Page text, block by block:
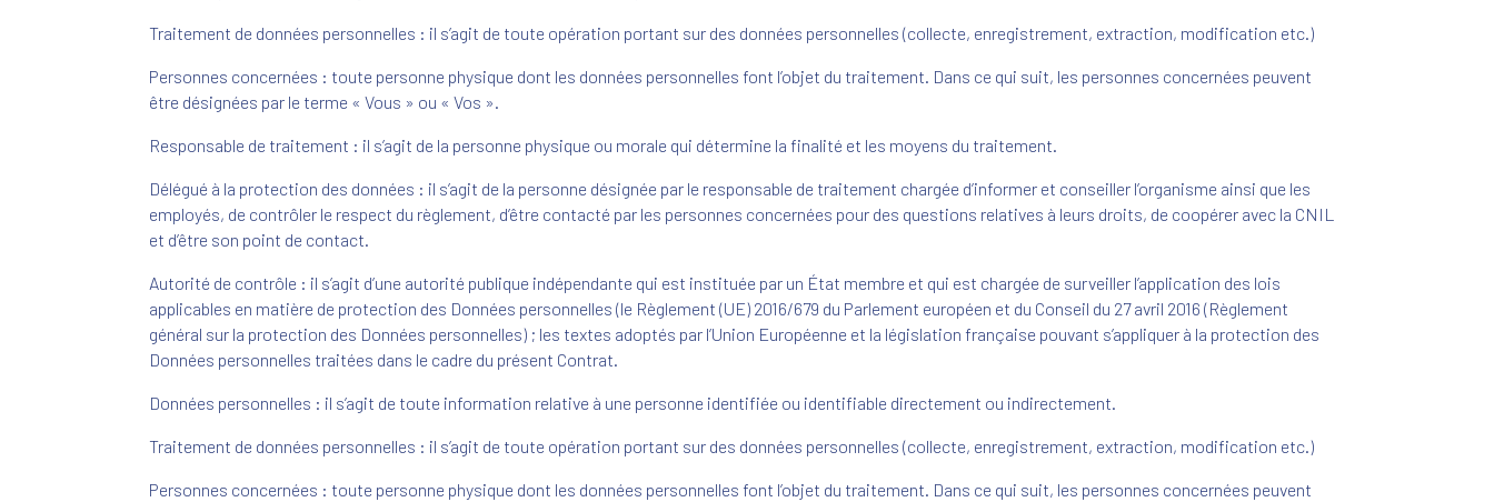
Traitement de données personnelles : il s’agit de toute opération portant sur des données personnelles (collecte, enregistrement, extraction, modification etc.)
Personnes concernées : toute personne physique dont les données personnelles font l’objet du traitement. Dans ce qui suit, les personnes concernées peuvent
être désignées par le terme « Vous » ou « Vos ».
Responsable de traitement : il s’agit de la personne physique ou morale qui détermine la finalité et les moyens du traitement.
Délégué à la protection des données : il s’agit de la personne désignée par le responsable de traitement chargée d’informer et conseiller l’organisme ainsi que les
employés, de contrôler le respect du règlement, d’être contacté par les personnes concernées pour des questions relatives à leurs droits, de coopérer avec la CNIL
et d’être son point de contact.
Autorité de contrôle : il s’agit d’une autorité publique indépendante qui est instituée par un État membre et qui est chargée de surveiller l’application des lois
applicables en matière de protection des Données personnelles (le Règlement (UE) 2016/679 du Parlement européen et du Conseil du 27 avril 2016 (Règlement
général sur la protection des Données personnelles) ; les textes adoptés par l’Union Européenne et la législation française pouvant s’appliquer à la protection des
Données personnelles traitées dans le cadre du présent Contrat.
Données personnelles : il s’agit de toute information relative à une personne identifiée ou identifiable directement ou indirectement.
Traitement de données personnelles : il s’agit de toute opération portant sur des données personnelles (collecte, enregistrement, extraction, modification etc.)
Personnes concernées : toute personne physique dont les données personnelles font l’objet du traitement. Dans ce qui suit, les personnes concernées peuvent